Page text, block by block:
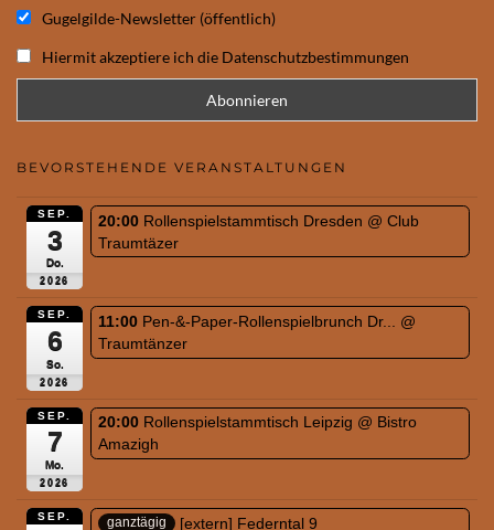
Gugelgilde-Newsletter (öffentlich)
Hiermit akzeptiere ich die Datenschutzbestimmungen
BEVORSTEHENDE VERANSTALTUNGEN
SEP.
3
Do.
2026
20:00 Rollenspielstammtisch Dresden @ Club
Traumtäzer
SEP.
6
So.
2026
11:00 Pen-&-Paper-Rollenspielbrunch Dr... @
Traumtänzer
SEP.
7
Mo.
2026
20:00 Rollenspielstammtisch Leipzig @ Bistro
Amazigh
SEP. ganztägig [extern] Federntal 9